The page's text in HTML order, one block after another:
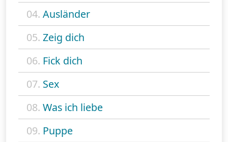
04. Ausländer
05. Zeig dich
06. Fick dich
07. Sex
08. Was ich liebe
09. Puppe